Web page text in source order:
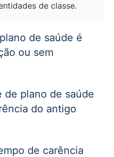
de classe.
de saúde é
ou sem
plano de saúde
do antigo
de carência